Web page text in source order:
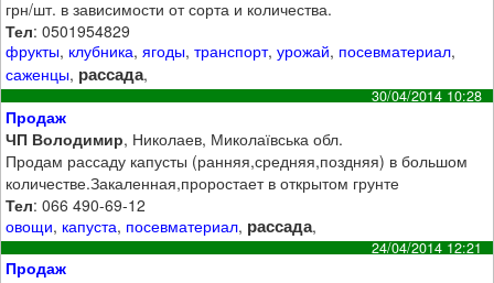
грн/шт. в зависимости от сорта и количества.
Тел: 0501954829
фрукты, клубника,ягоды,транспорт,урожай, посевматериал,
саженцы, рассада,
30/04/2014 10:28
Продаж
ЧП Володимир, Николаев, Миколаївська обл.
Продам рассаду капусты (ранняя,средняя,поздняя) в большом
количестве.Закаленная,проростает в открытом грунте
Тел: 066 490-69-12
овощи, капуста, посевматериал, рассада,
24/04/2014 12:21
Продаж